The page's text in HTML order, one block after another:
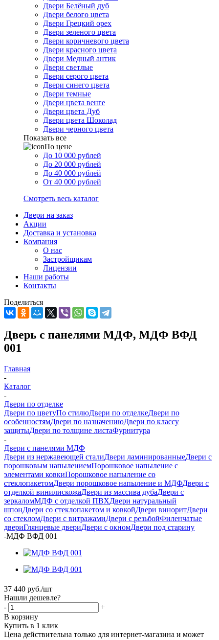
Двери Белёный дуб
Двери белого цвета
Двери Грецкий орех
Двери зеленого цвета
Двери коричневого цвета
Двери красного цвета
Двери Медный антик
Двери светлые
Двери серого цвета
Двери синего цвета
Двери темные
Двери цвета венге
Двери цвета Дуб
Двери цвета Шоколад
Двери черного цвета
Показать все
По цене
До 10 000 рублей
До 20 000 рублей
До 40 000 рублей
От 40 000 рублей
Смотреть весь каталог
Двери на заказ
Акции
Доставка и установка
Компания
О нас
Застройщикам
Лицензии
Наши работы
Контакты
Поделиться
Дверь с панелями МДФ, МДФ ВФД
001
Главная
-
Каталог
-
Двери по отделке
Двери по цветуПо стилюДвери по отделкеДвери по
особенностямДвери по назначениюДвери по классу
защитыДвери по толщине листаФурнитура
-
Двери с панелями МДФ
Двери из нержавеющей сталиДвери ламинированныеДвери с
порошковым напылениемПорошковое напыление с
элементами ковкиПорошковое напыление со
стеклопакетомДвери порошковое напыление и МДФДвери с
отделкой винилискожаДвери из массива дубаДвери с
зеркаломМДФ с отделкой ПВХДвери натуральный
шпонДвери со стеклопакетом и ковкойДвери виноритДвери
со стекломДвери с витражамиДвери с резьбойФиленчатые
двериГлянцевые двериДвери с окномДвери под старину
-МДФ ВФД 001
37 440 руб./шт
Нашли дешевле?
-
+
В корзину
Купить в 1 клик
Цена действительна только для интернет-магазина и может